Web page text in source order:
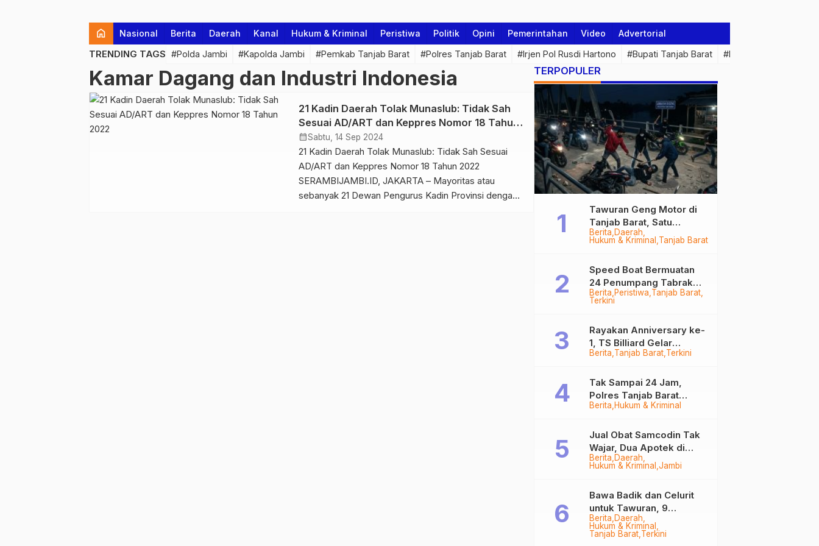
home Nasional Berita Daerah Kanal Hukum & Kriminal Peristiwa Politik Opini Pemerintahan Video Advertorial
TRENDING TAGS #Polda Jambi #Kapolda Jambi #Pemkab Tanjab Barat #Polres Tanjab Barat #Irjen Pol Rusdi Hartono #Bupati Tanjab Barat #Pemprov Jambi
Kamar Dagang dan Industri Indonesia
21 Kadin Daerah Tolak Munaslub: Tidak Sah
Sesuai AD/ART dan Keppres Nomor 18 Tahun
2022
calendar_monthSabtu, 14 Sep 2024
21 Kadin Daerah Tolak Munaslub: Tidak Sah Sesuai
AD/ART dan Keppres Nomor 18 Tahun 2022
SERAMBIJAMBI.ID, JAKARTA – Mayoritas atau
sebanyak 21 Dewan Pengurus Kadin Provinsi dengan
TERPOPULER
Berita Daerah
Hukum & Kriminal Tanjab Barat
Tawuran Geng Motor di
Tanjab Barat, Satu
Remaja Kritis Dibacok, 3
Pelaku Ditangkap
Berita Peristiwa Tanjab Barat
Terkini
Speed Boat Bermuatan
24 Penumpang Tabrak
Togok di Kuala Tungkal,
Berita Tanjab Barat Terkini
Rayakan Anniversary ke-
1, TS Billiard Gelar
Turnamen 9 Ball
Berita Hukum & Kriminal
Tak Sampai 24 Jam,
Polres Tanjab Barat
Ringkus Komplotan
Tungkal
Berita Daerah
Hukum & Kriminal Jambi
Jual Obat Samcodin Tak
Wajar, Dua Apotek di
Tanjab Barat Disegel
Berita Daerah
Hukum & Kriminal
Tanjab Barat Terkini
Bawa Badik dan Celurit
untuk Tawuran, 9
Anggota Geng Motor di
Tanjab Barat Diringkus